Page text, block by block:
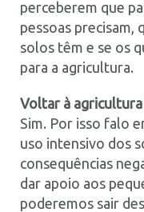
perceberem que
pessoas precisam,
solos têm e se os
para a agricultura.
Voltar à
Sim. Por isso falo
uso intensivo dos
consequências
dar apoio aos
poderemos sair